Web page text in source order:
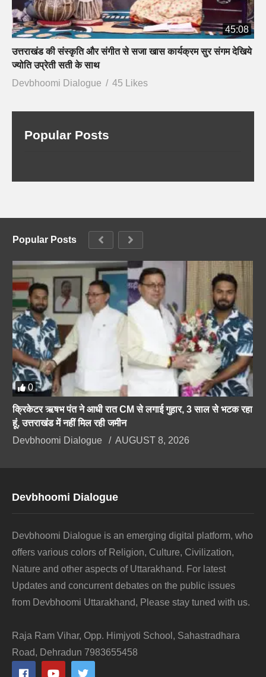
45:08
उत्तराखंड की संस्कृति और संगीत से सजा खास कार्यक्रम सुर संगम देखिये
ज्योति उप्रेती सती के साथ
Devbhoomi Dialogue
45 Likes
Popular Posts
Popular Posts
0
क्रिकेटर ऋषभ पंत ने आधी रात CM से लगाई गुहार, 3 साल से भटक रहा
हूं, उत्तराखंड में नहीं मिल रही जमीन
Devbhoomi Dialogue
AUGUST 8, 2026
Devbhoomi Dialogue
Devbhoomi Dialogue is an emerging digital platform, who
offers various colors of Religion, Culture, Civilization,
Nature and other aspects of Uttarakhand. For latest
Updates and concurrent debates on the public issues
from Devbhoomi Uttarakhand, Please stay tuned with us.
Raja Ram Vihar, Opp. Himjyoti School, Sahastradhara
Road, Dehradun 7983655458